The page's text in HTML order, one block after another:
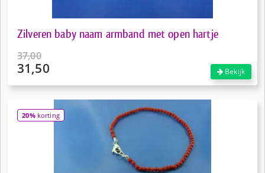
Zilveren baby naam armband met open hartje
37,00
Oorspronkelijke
31,50
is:
€31,50.
Bekijk
20%korting